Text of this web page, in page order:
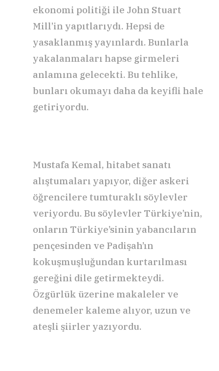
ekonomi politiği ile John Stuart
Mill’in yapıtlarıydı. Hepsi de
yasaklanmış yayınlardı. Bunlarla
yakalanmaları hapse girmeleri
anlamına gelecekti. Bu tehlike,
bunları okumayı daha da keyifli hale
getiriyordu.
Mustafa Kemal, hitabet sanatı
alıştumaları yapıyor, diğer askeri
öğrencilere tumturaklı söylevler
veriyordu. Bu söylevler Türkiye’nin,
onların Türkiye’sinin yabancıların
pençesinden ve Padişah’ın
kokuşmuşluğundan kurtarılması
gereğini dile getirmekteydi.
Özgürlük üzerine makaleler ve
denemeler kaleme alıyor, uzun ve
ateşli şiirler yazıyordu.